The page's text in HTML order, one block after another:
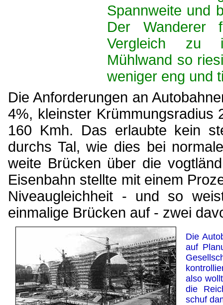
Spannweite und
Der Wanderer
Vergleich zu
Mühlwand so
weniger eng und
Die Anforderungen an
4%, kleinster Krümmungsradius
160 Kmh. Das erlaubte kein
durchs Tal, wie dies bei
weite Brücken über die
Eisenbahn stellte mit einem
Niveaugleichheit - und so
einmalige Brücken auf - zwei
Die
auf
also
die
schuf